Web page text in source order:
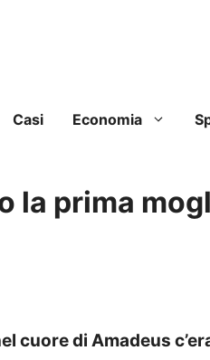
Casi Economia
la prima
cuore di Amadeus